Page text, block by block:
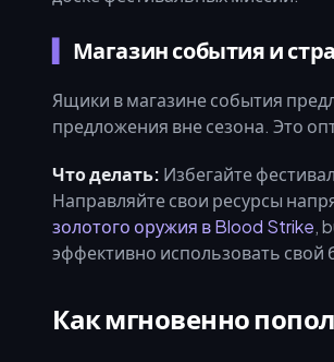
Магазин события и
Ящики в магазине события
предложения вне сезона. Это
Что делать: Избегайте
Направляйте свои ресурсы
золотого оружия в Blood Strike,
эффективно использовать свой
Как мгновенно